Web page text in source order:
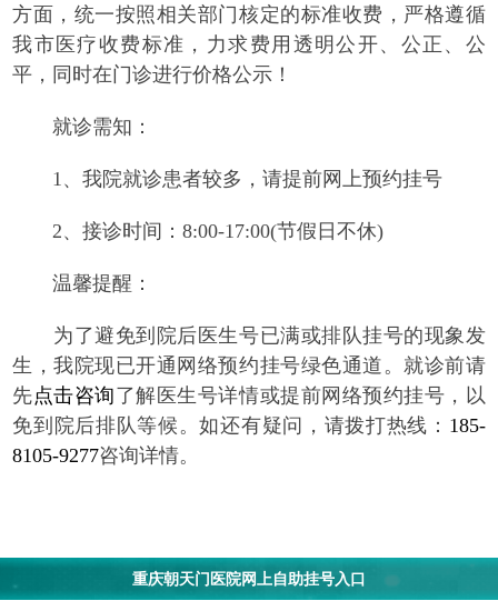
方面，统一按照相关部门核定的标准收费，严格遵循
我市医疗收费标准，力求费用透明公开、公正、公
平，同时在门诊进行价格公示！
就诊需知：
1、我院就诊患者较多，请提前网上预约挂号
2、接诊时间：8:00-17:00(节假日不休)
温馨提醒：
为了避免到院后医生号已满或排队挂号的现象发
生，我院现已开通网络预约挂号绿色通道。就诊前请
先点击咨询了解医生号详情或提前网络预约挂号，以
免到院后排队等候。如还有疑问，请拨打热线： 185-
8105-9277咨询详情。
重庆朝天门医院网上自助挂号入口